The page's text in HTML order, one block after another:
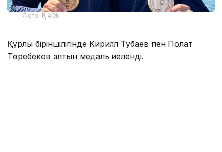
Фото: ҚР ҰОК
Құрлық біріншілігінде Кирилл Тубаев пен Полат
Төребеков алтын медаль иеленді.